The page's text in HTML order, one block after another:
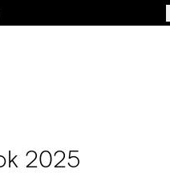
2025